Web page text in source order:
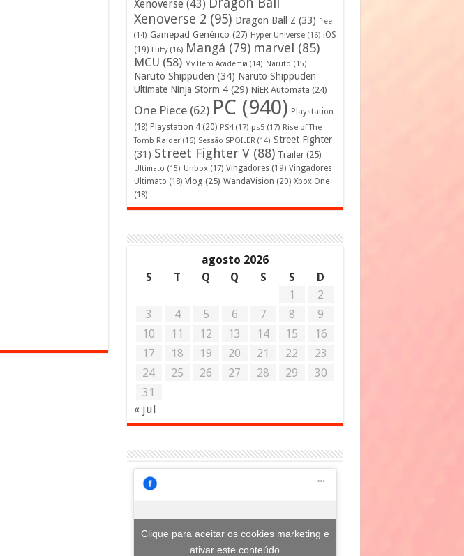
Xenoverse (43) Dragon Ball
Xenoverse 2 (95) Dragon Ball Z (33) free
(14) Gamepad Genérico (27) Hyper Universe(16) iOS
(19) Luffy(16) Mangá (79) marvel (85)
MCU (58) My Hero Academia (14) Naruto (15)
Naruto Shippuden (34) Naruto Shippuden
Ultimate Ninja Storm 4(29) NiER Automata (24)
One Piece(62) PC (940) Playstation
(18) Playstation 4(20) PS4(17) ps5(17) Rise of The
Tomb Raider(16) Sessão SPOILER(14) Street Fighter
(31) Street Fighter V(88) Trailer(25)
Ultimato (15) Unbox(17) Vingadores(19) Vingadores
Ultimato (18) Vlog (25) WandaVision (20) Xbox One
(18)
agosto 2026
S
T Q Q S S
D
1
2
3
4 5 6 7 8
9
10
11 12 13 14 15
16
17
18 19 20 21 22
23
24
25 26 27 28 29
30
31
« jul
Clique para aceitar os cookies marketing e
ativar este conteúdo